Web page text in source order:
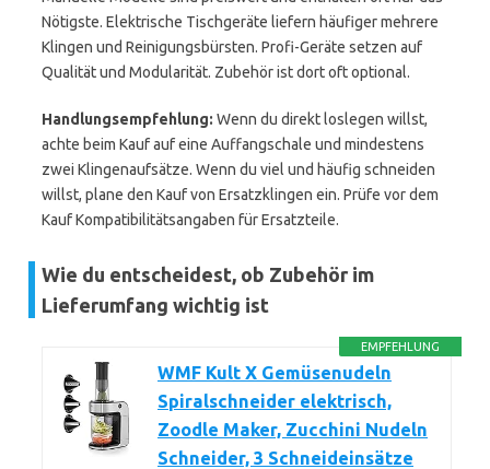
Nötigste. Elektrische Tischgeräte liefern häufiger mehrere
Klingen und Reinigungsbürsten. Profi-Geräte setzen auf
Qualität und Modularität. Zubehör ist dort oft optional.
Handlungsempfehlung: Wenn du direkt loslegen willst,
achte beim Kauf auf eine Auffangschale und mindestens
zwei Klingenaufsätze. Wenn du viel und häufig schneiden
willst, plane den Kauf von Ersatzklingen ein. Prüfe vor dem
Kauf Kompatibilitätsangaben für Ersatzteile.
Wie du entscheidest, ob Zubehör im
Lieferumfang wichtig ist
EMPFEHLUNG
WMF Kult X Gemüsenudeln
Spiralschneider elektrisch,
Zoodle Maker, Zucchini Nudeln
Schneider, 3 Schneideinsätze